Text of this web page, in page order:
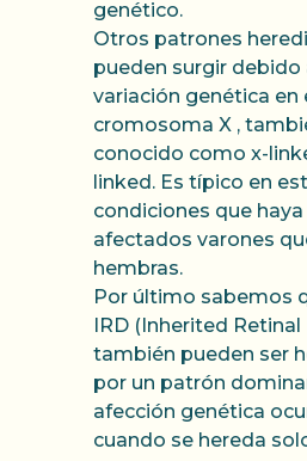
genético.
Otros patrones
pueden surgir debido
variación genética en
cromosoma X ,
conocido como x-
linked. Es típico en
condiciones que
afectados varones
hembras.
Por último sabemos
IRD (Inherited Retinal
también pueden ser
por un patrón
afección genética
cuando se hereda